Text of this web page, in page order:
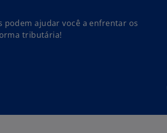
podem ajudar você a enfrentar os
tributária!